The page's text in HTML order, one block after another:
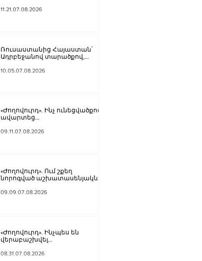
հարկման օբյեկտ
11.21.07.08.2026
Ռուսաստանից Հայաստան՝
Ադրբեջանով տարածքով,
քարածուխ
10.05.07.08.2026
«Ժողովուրդ». Ինչ ունեցվածքով
ավարտեց
գործունեությունը Հայկ
09.11.07.08.2026
«Ժողովուրդ». Ում շքեղ
նորոգված աշխատասենյակն է
Հարությունյանին
09.09.07.08.2026
«Ժողովուրդ». Ինչպես են
վերաբաշխվել
Ազգային ժողովում
08.31.07.08.2026